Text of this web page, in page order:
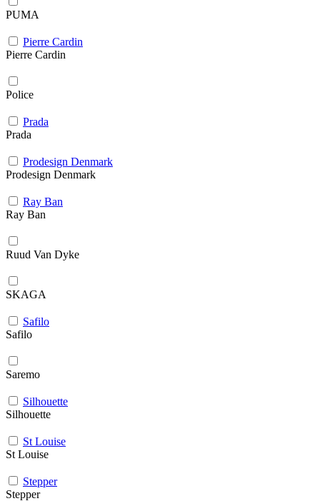
PUMA
Pierre Cardin
Pierre Cardin
Police
Prada
Prada
Prodesign Denmark
Prodesign Denmark
Ray Ban
Ray Ban
Ruud Van Dyke
SKAGA
Safilo
Safilo
Saremo
Silhouette
Silhouette
St Louise
St Louise
Stepper
Stepper